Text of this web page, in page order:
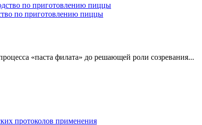
по приготовлению пиццы
«паста филата» до решающей роли созревания...